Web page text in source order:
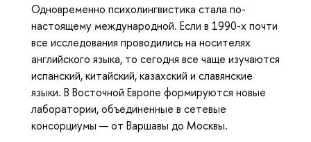
Одновременно психолингвистика стала по-
настоящему международной. Если в 1990-х почти
все исследования проводились на носителях
английского языка, то сегодня все чаще изучаются
испанский, китайский, казахский и славянские
языки. В Восточной Европе формируются новые
лаборатории, объединенные в сетевые
консорциумы — от Варшавы до Москвы.